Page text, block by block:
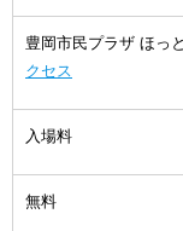
豊岡市民プラザ ほっ
クセス
入場料
無料